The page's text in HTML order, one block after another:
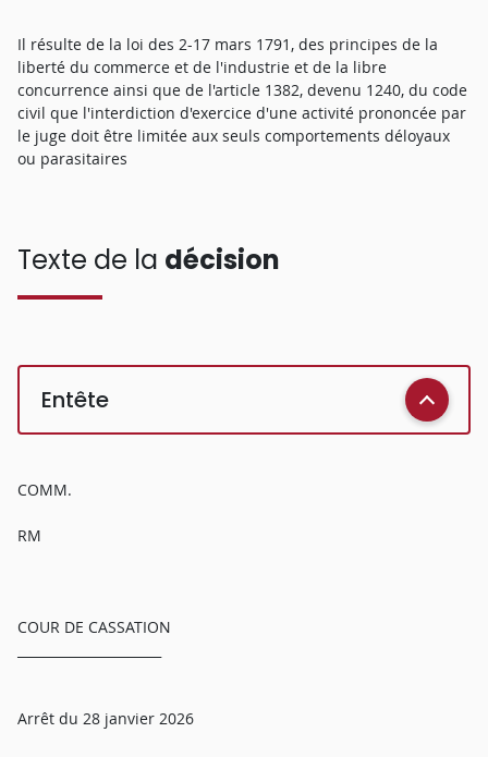
Il résulte de la loi des 2-17 mars 1791, des principes de la
liberté du commerce et de l'industrie et de la libre
concurrence ainsi que de l'article 1382, devenu 1240, du code
civil que l'interdiction d'exercice d'une activité prononcée par
le juge doit être limitée aux seuls comportements déloyaux
ou parasitaires
Texte de la décision
Entête
COMM.
RM
COUR DE CASSATION
Arrêt du 28 janvier 2026